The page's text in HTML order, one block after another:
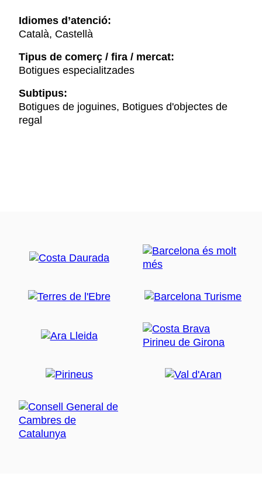
Idiomes d’atenció:
Català, Castellà
Tipus de comerç / fira / mercat:
Botigues especialitzades
Subtipus:
Botigues de joguines, Botigues d'objectes de
regal